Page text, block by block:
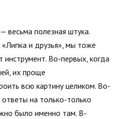
весьма полезная штука.
и друзья», мы тоже
инструмент. Во-первых, когда
их проще
всю картину целиком. Во-
на только-только
было именно там. В-